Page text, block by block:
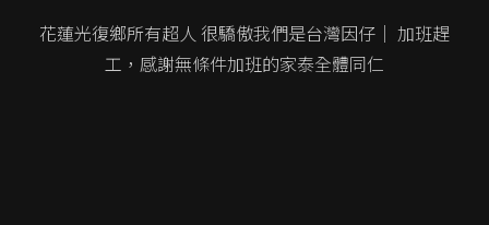
花蓮光復鄉所有超人 很驕傲我們是台灣因仔｜ 加班趕
工，感謝無條件加班的家泰全體同仁